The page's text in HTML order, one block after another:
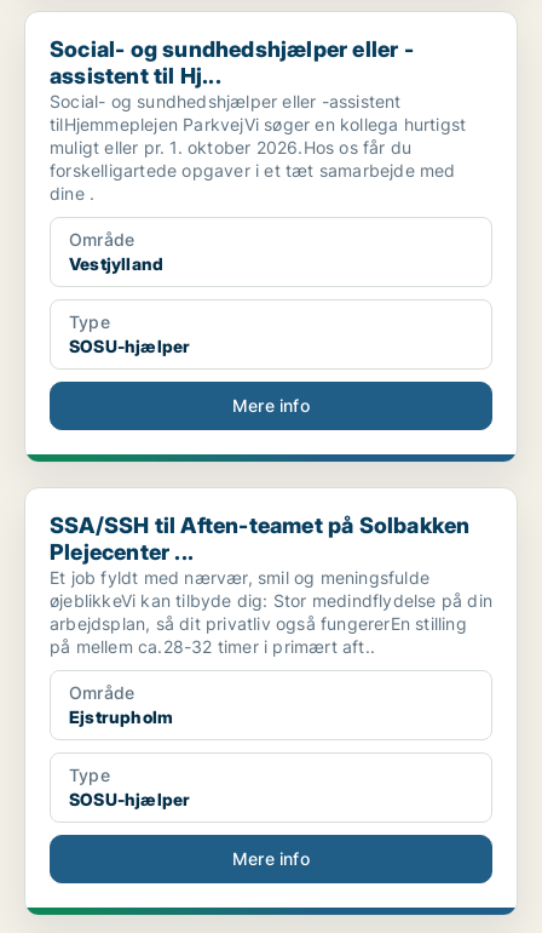
Social- og sundhedshjælper eller -assistent til Hj...
Social- og sundhedshjælper eller -
assistent til Hj...
Social- og sundhedshjælper eller -assistent
tilHjemmeplejen ParkvejVi søger en kollega hurtigst
muligt eller pr. 1. oktober 2026.Hos os får du
forskelligartede opgaver i et tæt samarbejde med
dine .
Område
Vestjylland
Type
SOSU-hjælper
Mere info
SSA/SSH til Aften-teamet på Solbakken Plejecenter ...
SSA/SSH til Aften-teamet på Solbakken
Plejecenter ...
Et job fyldt med nærvær, smil og meningsfulde
øjeblikkeVi kan tilbyde dig: Stor medindflydelse på din
arbejdsplan, så dit privatliv også fungererEn stilling
på mellem ca.28-32 timer i primært aft..
Område
Ejstrupholm
Type
SOSU-hjælper
Mere info